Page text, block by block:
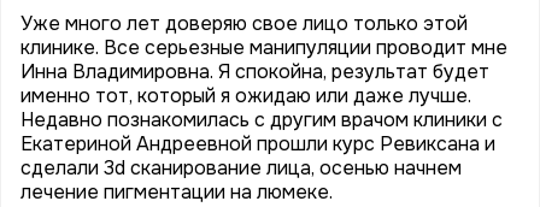
Уже много лет доверяю свое лицо только этой
клинике. Все серьезные манипуляции проводит мне
Инна Владимировна. Я спокойна, результат будет
именно тот, который я ожидаю или даже лучше.
Недавно познакомилась с другим врачом клиники с
Екатериной Андреевной прошли курс Ревиксана и
сделали 3d сканирование лица, осенью начнем
лечение пигментации на люмеке.